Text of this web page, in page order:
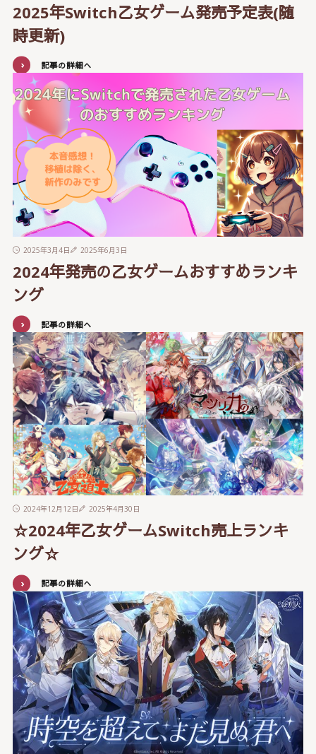
2025年Switch乙女ゲーム発売予定表(随
時更新)
記事の詳細へ
2025年3月4日 2025年6月3日
2024年発売の乙女ゲームおすすめランキ
ング
記事の詳細へ
2024年12月12日 2025年4月30日
☆2024年乙女ゲームSwitch売上ランキ
ング☆
記事の詳細へ